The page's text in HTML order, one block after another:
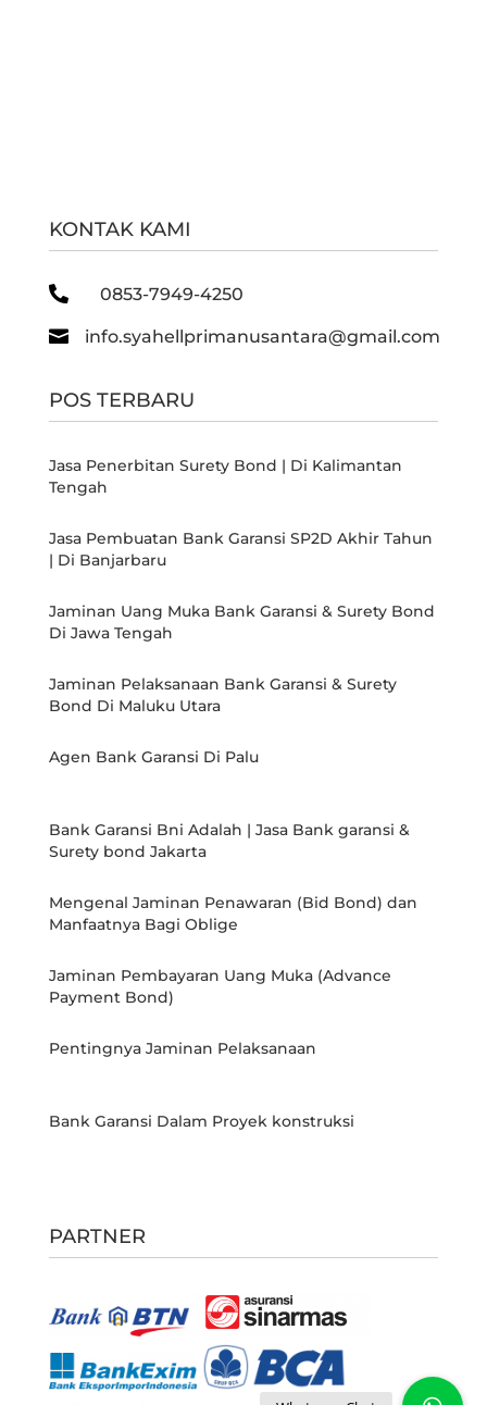
KONTAK KAMI
 0853-7949-4250
 info.syahellprimanusantara@gmail.com
POS TERBARU
Jasa Penerbitan Surety Bond | Di Kalimantan
Tengah
Jasa Pembuatan Bank Garansi SP2D Akhir Tahun
| Di Banjarbaru
Jaminan Uang Muka Bank Garansi & Surety Bond
Di Jawa Tengah
Jaminan Pelaksanaan Bank Garansi & Surety
Bond Di Maluku Utara
Agen Bank Garansi Di Palu
Bank Garansi Bni Adalah | Jasa Bank garansi &
Surety bond Jakarta
Mengenal Jaminan Penawaran (Bid Bond) dan
Manfaatnya Bagi Oblige
Jaminan Pembayaran Uang Muka (Advance
Payment Bond)
Pentingnya Jaminan Pelaksanaan
Bank Garansi Dalam Proyek konstruksi
PARTNER